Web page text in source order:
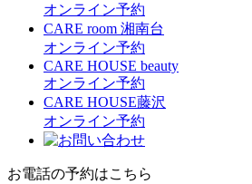
オンライン予約
CARE room 湘南台
オンライン予約
CARE HOUSE beauty
オンライン予約
CARE HOUSE藤沢
オンライン予約
お電話の予約はこちら